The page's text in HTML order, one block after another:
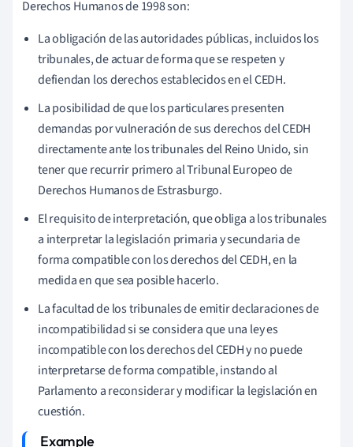
Derechos Humanos de 1998 son:
La obligación de las autoridades públicas, incluidos los
tribunales, de actuar de forma que se respeten y
defiendan los derechos establecidos en el CEDH.
La posibilidad de que los particulares presenten
demandas por vulneración de sus derechos del CEDH
directamente ante los tribunales del Reino Unido, sin
tener que recurrir primero al Tribunal Europeo de
Derechos Humanos de Estrasburgo.
El requisito de interpretación, que obliga a los tribunales
a interpretar la legislación primaria y secundaria de
forma compatible con los derechos del CEDH, en la
medida en que sea posible hacerlo.
La facultad de los tribunales de emitir declaraciones de
incompatibilidad si se considera que una ley es
incompatible con los derechos del CEDH y no puede
interpretarse de forma compatible, instando al
Parlamento a reconsiderar y modificar la legislación en
cuestión.